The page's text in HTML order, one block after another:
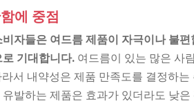
에 중점
자들은 여드름 제품이 자극이나 불
기대합니다. 여드름이 있는 많은 사
서 내약성은 제품 만족도를 결정하
발하는 제품은 효과가 있더라도 낮